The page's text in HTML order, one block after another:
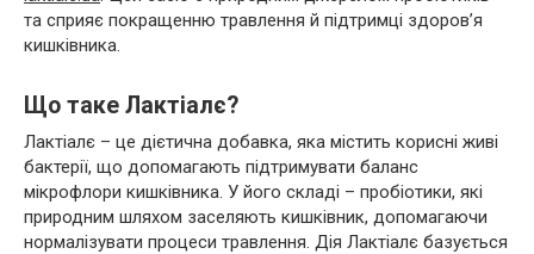
та сприяє покращенню травлення й підтримці здоров’я
кишківника.
Що таке Лактіалє?
Лактіалє – це дієтична добавка, яка містить корисні живі
бактерії, що допомагають підтримувати баланс
мікрофлори кишківника. У його складі – пробіотики, які
природним шляхом заселяють кишківник, допомагаючи
нормалізувати процеси травлення. Дія Лактіалє базується